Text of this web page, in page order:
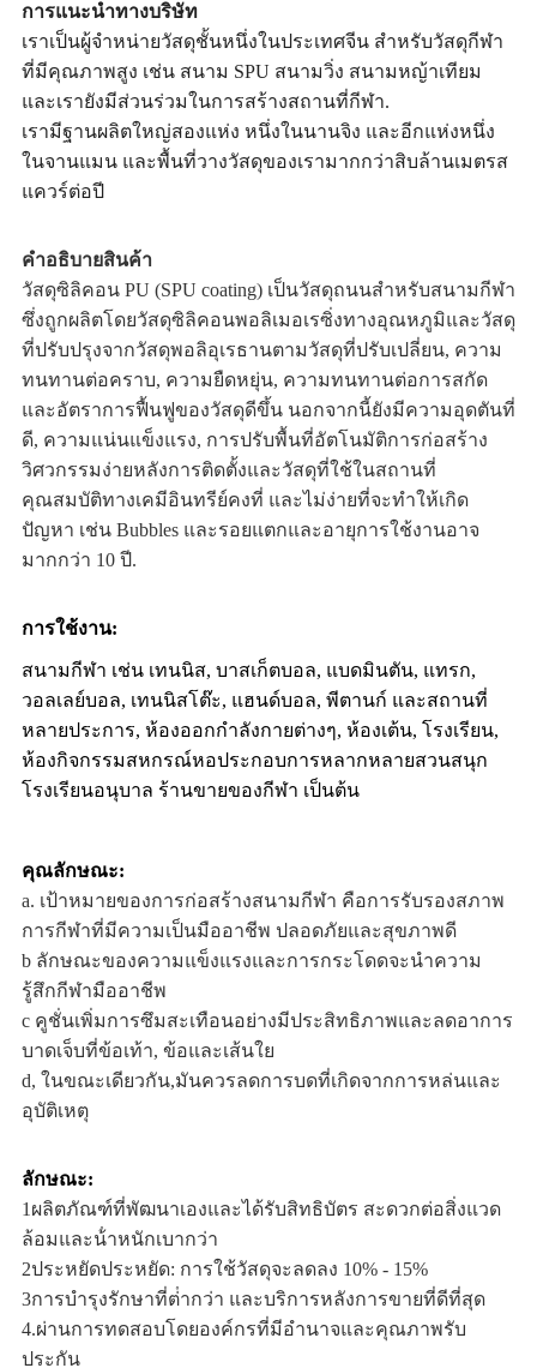
การแนะนําทางบริษัท
เราเป็นผู้จําหน่ายวัสดุชั้นหนึ่งในประเทศจีน สําหรับวัสดุกีฬา
ที่มีคุณภาพสูง เช่น สนาม SPU สนามวิ่ง สนามหญ้าเทียม
และเรายังมีส่วนร่วมในการสร้างสถานที่กีฬา.
เรามีฐานผลิตใหญ่สองแห่ง หนึ่งในนานจิง และอีกแห่งหนึ่ง
ในจานแมน และพื้นที่วางวัสดุของเรามากกว่าสิบล้านเมตรส
แควร์ต่อปี
คําอธิบายสินค้า
วัสดุซิลิคอน PU (SPU coating) เป็นวัสดุถนนสําหรับสนามกีฬา
ซึ่งถูกผลิตโดยวัสดุซิลิคอนพอลิเมอเรซิ่งทางอุณหภูมิและวัสดุ
ที่ปรับปรุงจากวัสดุพอลิอุเรธานตามวัสดุที่ปรับเปลี่ยน, ความ
ทนทานต่อคราบ, ความยืดหยุ่น, ความทนทานต่อการสกัด
และอัตราการฟื้นฟูของวัสดุดีขึ้น นอกจากนี้ยังมีความอุดตันที่
ดี, ความแน่นแข็งแรง, การปรับพื้นที่อัตโนมัติการก่อสร้าง
วิศวกรรมง่ายหลังการติดตั้งและวัสดุที่ใช้ในสถานที่
คุณสมบัติทางเคมีอินทรีย์คงที่ และไม่ง่ายที่จะทําให้เกิด
ปัญหา เช่น Bubbles และรอยแตกและอายุการใช้งานอาจ
มากกว่า 10 ปี.
การใช้งาน:
สนามกีฬา เช่น เทนนิส, บาสเก็ตบอล, แบดมินตัน, แทรก,
วอลเลย์บอล, เทนนิสโต๊ะ, แฮนด์บอล, พีตานก์ และสถานที่
หลายประการ, ห้องออกกําลังกายต่างๆ, ห้องเต้น, โรงเรียน,
ห้องกิจกรรมสหกรณ์หอประกอบการหลากหลายสวนสนุก
โรงเรียนอนุบาล ร้านขายของกีฬา เป็นต้น
คุณลักษณะ:
a. เป้าหมายของการก่อสร้างสนามกีฬา คือการรับรองสภาพ
การกีฬาที่มีความเป็นมืออาชีพ ปลอดภัยและสุขภาพดี
b ลักษณะของความแข็งแรงและการกระโดดจะนําความ
รู้สึกกีฬามืออาชีพ
c คูชั่นเพิ่มการซึมสะเทือนอย่างมีประสิทธิภาพและลดอาการ
บาดเจ็บที่ข้อเท้า, ข้อและเส้นใย
d, ในขณะเดียวกัน,มันควรลดการบดที่เกิดจากการหล่นและ
อุบัติเหตุ
ลักษณะ:
1ผลิตภัณฑ์ที่พัฒนาเองและได้รับสิทธิบัตร สะดวกต่อสิ่งแวด
ล้อมและน้ําหนักเบากว่า
2ประหยัดประหยัด: การใช้วัสดุจะลดลง 10% - 15%
3การบํารุงรักษาที่ต่ํากว่า และบริการหลังการขายที่ดีที่สุด
4.ผ่านการทดสอบโดยองค์กรที่มีอํานาจและคุณภาพรับ
ประกัน